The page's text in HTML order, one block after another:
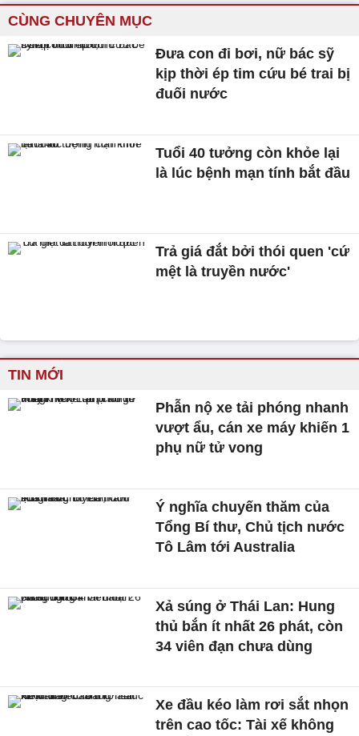
CÙNG CHUYÊN MỤC
Đưa con đi bơi, nữ bác sỹ
kịp thời ép tim cứu bé trai bị
đuối nước
Tuổi 40 tưởng còn khỏe lại
là lúc bệnh mạn tính bắt đầu
Trả giá đắt bởi thói quen 'cứ
mệt là truyền nước'
TIN MỚI
Phẫn nộ xe tải phóng nhanh
vượt ẩu, cán xe máy khiến 1
phụ nữ tử vong
Ý nghĩa chuyến thăm của
Tổng Bí thư, Chủ tịch nước
Tô Lâm tới Australia
Xả súng ở Thái Lan: Hung
thủ bắn ít nhất 26 phát, còn
34 viên đạn chưa dùng
Xe đầu kéo làm rơi sắt nhọn
trên cao tốc: Tài xế không